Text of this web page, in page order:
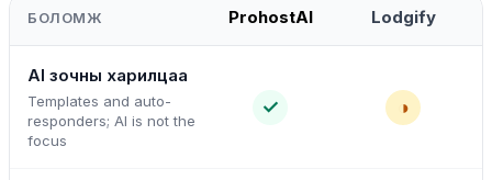
БОЛОМЖ ProhostAI Lodgify
AI зочны харилцаа
Templates and auto-
responders; AI is not the
focus
✓ ◑